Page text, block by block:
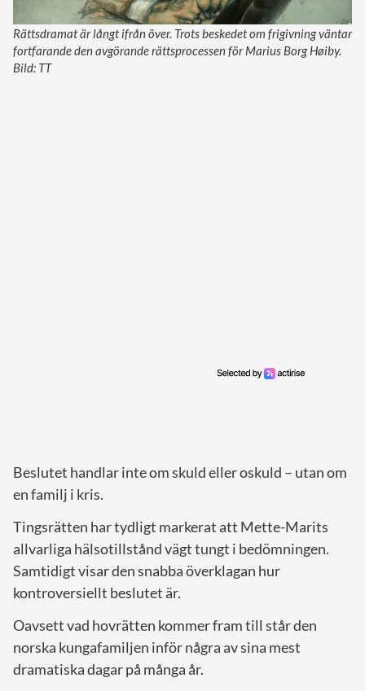
Rättsdramat är långt ifrån över. Trots beskedet om frigivning väntar
fortfarande den avgörande rättsprocessen för Marius Borg Høiby.
Bild: TT
Beslutet handlar inte om skuld eller oskuld – utan om
en familj i kris.
Tingsrätten har tydligt markerat att Mette-Marits
allvarliga hälsotillstånd vägt tungt i bedömningen.
Samtidigt visar den snabba överklagan hur
kontroversiellt beslutet är.
Oavsett vad hovrätten kommer fram till står den
norska kungafamiljen inför några av sina mest
dramatiska dagar på många år.